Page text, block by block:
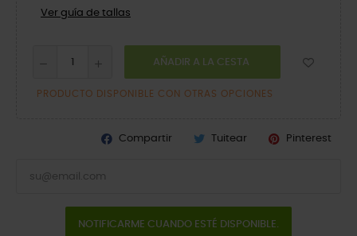
Ver guía de tallas
AÑADIR A LA CESTA
PRODUCTO DISPONIBLE CON OTRAS OPCIONES
Compartir Tuitear Pinterest
NOTIFICARME CUANDO ESTÉ DISPONIBLE.